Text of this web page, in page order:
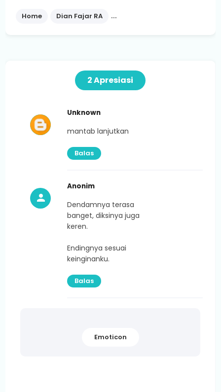
Home Dian Fajar RA
2 Apresiasi
Unknown
mantab lanjutkan
Balas
Anonim
Dendamnya terasa
banget, diksinya juga
keren.
Endingnya sesuai
keinginanku.
Balas
Emoticon